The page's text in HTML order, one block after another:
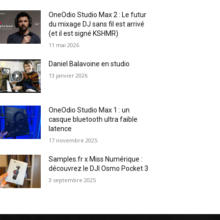
OneOdio Studio Max 2 : Le futur
du mixage DJ sans fil est arrivé
(et il est signé KSHMR)
11 mai 2026
Daniel Balavoine en studio
13 janvier 2026
OneOdio Studio Max 1 : un
casque bluetooth ultra faible
latence
17 novembre 2025
Samples.fr x Miss Numérique :
découvrez le DJI Osmo Pocket 3
3 septembre 2025